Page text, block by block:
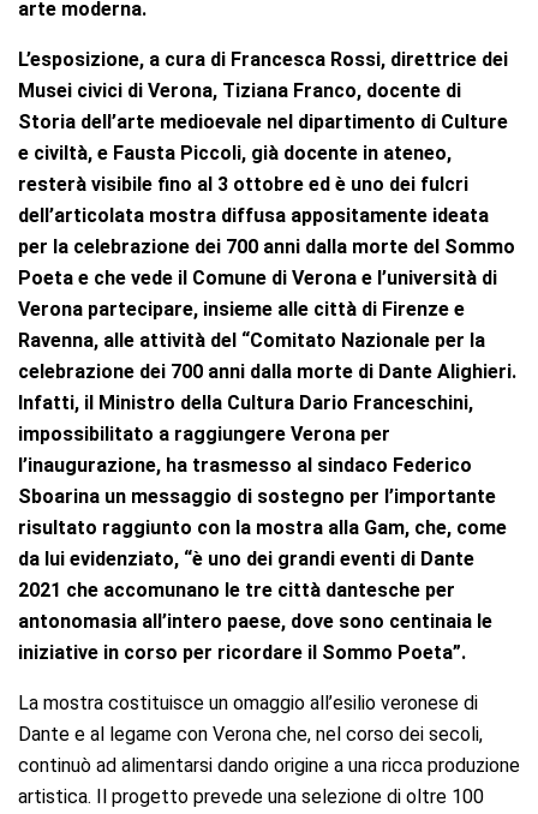
arte moderna.
L’esposizione, a cura di Francesca Rossi, direttrice dei
Musei civici di Verona, Tiziana Franco, docente di
Storia dell’arte medioevale nel dipartimento di Culture
e civiltà, e Fausta Piccoli, già docente in ateneo,
resterà visibile fino al 3 ottobre ed è uno dei fulcri
dell’articolata mostra diffusa appositamente ideata
per la celebrazione dei 700 anni dalla morte del Sommo
Poeta e che vede il Comune di Verona e l’università di
Verona partecipare, insieme alle città di Firenze e
Ravenna, alle attività del “Comitato Nazionale per la
celebrazione dei 700 anni dalla morte di Dante Alighieri.
Infatti, il Ministro della Cultura Dario Franceschini,
impossibilitato a raggiungere Verona per
l’inaugurazione, ha trasmesso al sindaco Federico
Sboarina un messaggio di sostegno per l’importante
risultato raggiunto con la mostra alla Gam, che, come
da lui evidenziato, “è uno dei grandi eventi di Dante
2021 che accomunano le tre città dantesche per
antonomasia all’intero paese, dove sono centinaia le
iniziative in corso per ricordare il Sommo Poeta”.
La mostra costituisce un omaggio all’esilio veronese di
Dante e al legame con Verona che, nel corso dei secoli,
continuò ad alimentarsi dando origine a una ricca produzione
artistica. Il progetto prevede una selezione di oltre 100